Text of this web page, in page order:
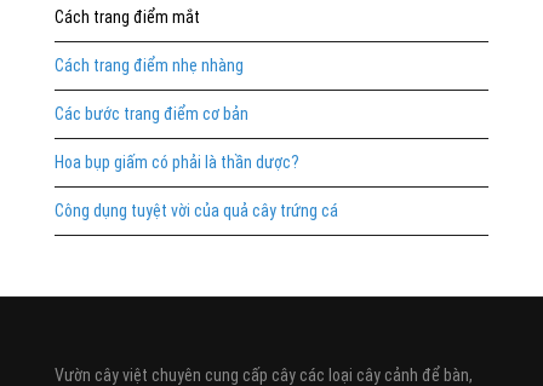
Cách trang điểm mắt
Cách trang điểm nhẹ nhàng
Các bước trang điểm cơ bản
Hoa bụp giấm có phải là thần dược?
Công dụng tuyệt vời của quả cây trứng cá
Vườn cây việt chuyên cung cấp cây các loại cây cảnh để bàn,